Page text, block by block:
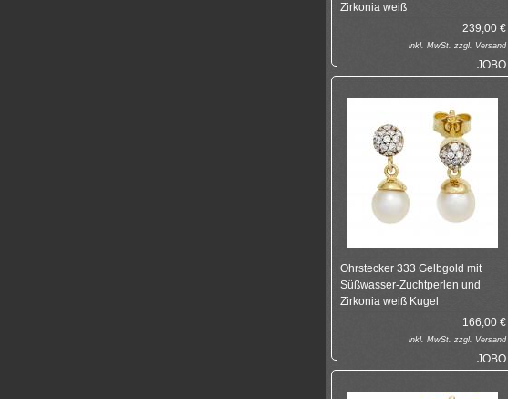
Zirkonia weiß
239,00 €
inkl. MwSt. zzgl. Versand
JOBO
Ohrstecker 333 Gelbgold mit
Süßwasser-Zuchtperlen und
Zirkonia weiß Kugel
166,00 €
inkl. MwSt. zzgl. Versand
JOBO